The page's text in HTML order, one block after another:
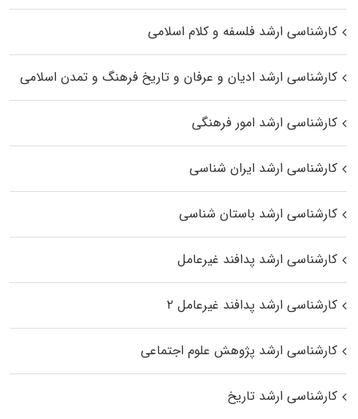
کارشناسی ارشد فلسفه و کلام اسلامی
کارشناسی ارشد ادیان و عرفان و تاریخ فرهنگ و تمدن اسلامی
کارشناسی ارشد امور فرهنگی
کارشناسی ارشد ایران شناسی
کارشناسی ارشد باستان شناسی
کارشناسی ارشد پدافند غیرعامل
کارشناسی ارشد پدافند غیرعامل ۲
کارشناسی ارشد پژوهش علوم اجتماعی
کارشناسی ارشد تاریخ